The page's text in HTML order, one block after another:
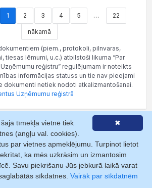
1 2 3 4 5 … 22
nākamā
(piem., protokoli, pilnvaras,
tiesas lēmumi, u.c.) atbilstoši likuma “Par
reģistru” regulējumam ir noteikts
informācijas statuss un tie nav pieejami
dokumenti netiek nodoti atkalizmantošanai.
Uzņēmumu reģistrā
✖
tīmekļa vietnē tiek
(angļu val. cookies).
par vietnes apmeklējumu. Turpinot lietot
ka mēs uzkrāsim un izmantosim
Savu piekrišanu Jūs jebkurā laikā varat
sīkdatnes. Vairāk par sīkdatnēm